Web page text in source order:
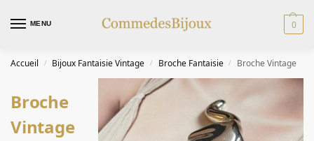
MENU 0
Accueil / Bijoux Fantaisie Vintage / Broche Fantaisie / Broche Vintage
Broche
Vintage